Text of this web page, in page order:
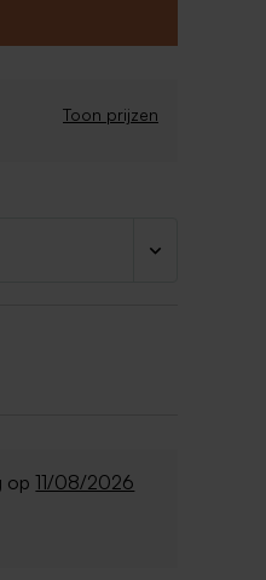
Toon prijzen
op11/08/2026